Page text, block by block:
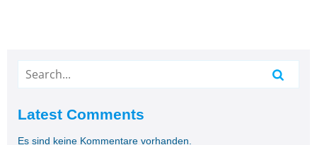
Latest Comments
Es sind keine Kommentare vorhanden.